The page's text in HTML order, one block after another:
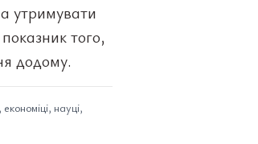
утримувати
того,
додому.
науці,